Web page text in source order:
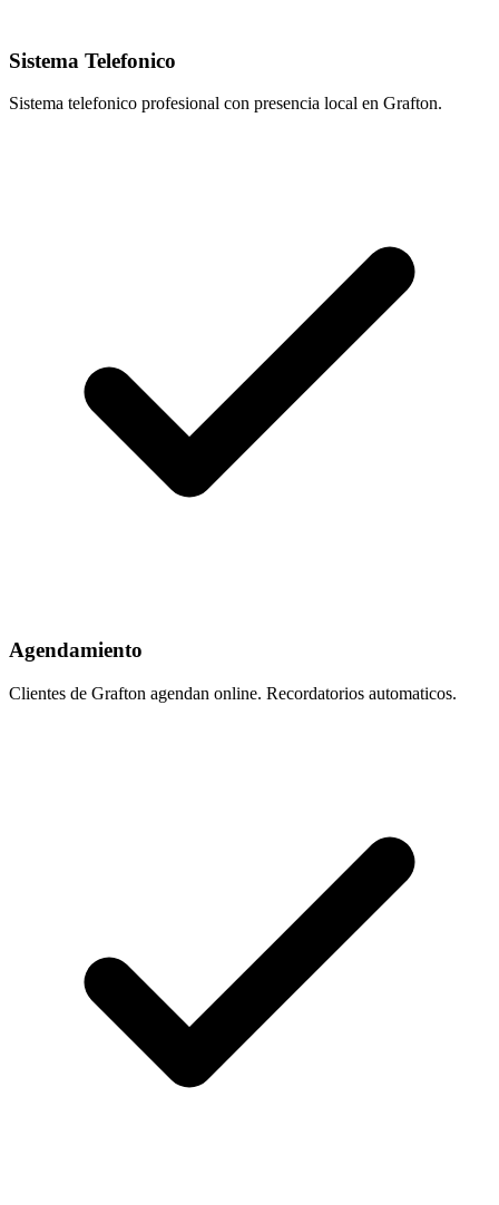
Sistema Telefonico
Sistema telefonico profesional con presencia local en Grafton.
Agendamiento
Clientes de Grafton agendan online. Recordatorios automaticos.